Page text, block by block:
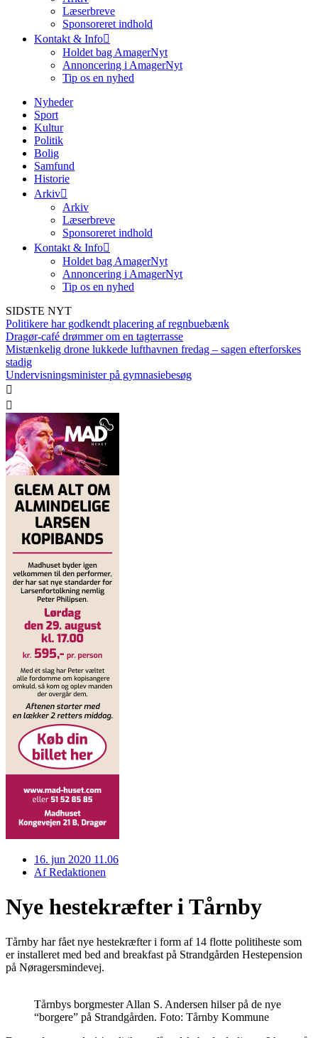
Læserbreve
Sponsoreret indhold
Kontakt & Info
Holdet bag AmagerNyt
Annoncering i AmagerNyt
Tip os en nyhed
Nyheder
Sport
Kultur
Politik
Bolig
Samfund
Historie
Arkiv
Arkiv
Læserbreve
Sponsoreret indhold
Kontakt & Info
Holdet bag AmagerNyt
Annoncering i AmagerNyt
Tip os en nyhed
SIDSTE NYT
Politikere har godkendt placering af regnbuebænk
Dragør-café drømmer om en tagterrasse
Mistænkelig drone lukkede lufthavnen fredag – sagen efterforskes
stadig
Undervisningsminister på gymnasiebesøg
16. jun 2020 11.06
AfRedaktionen
Nye hestekræfter i Tårnby
Tårnby har fået nye hestekræfter i form af 14 flotte politiheste som
er installeret med bed and breakfast på Strandgården Hestepension
på Nøragersmindevej.
Tårnbys borgmester Allan S. Andersen hilser på de nye
“borgere” på Strandgården. Foto: Tårnby Kommune